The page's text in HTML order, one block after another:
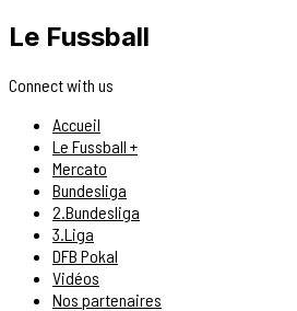
Le Fussball
Connect with us
Accueil
Le Fussball +
Mercato
Bundesliga
2.Bundesliga
3.Liga
DFB Pokal
Vidéos
Nos partenaires